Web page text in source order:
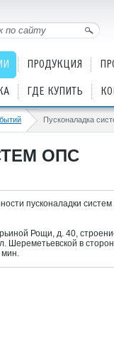
ПРОДУКЦИЯ
ГДЕ КУПИТЬ
Пусконаладка
ОПС
пусконаладки
Рощи, д. 40,
Шереметьевской в